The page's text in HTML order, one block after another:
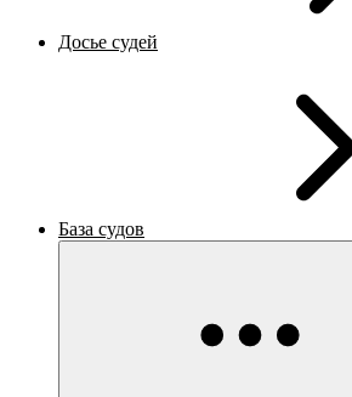
Досье судей
База судов